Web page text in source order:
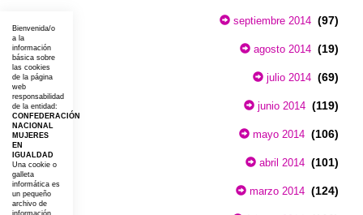
septiembre 2014 (97)
agosto 2014 (19)
julio 2014 (69)
junio 2014 (119)
mayo 2014 (106)
abril 2014 (101)
marzo 2014 (124)
Bienvenida/o
a la
información
básica sobre
las cookies
de la página
web
responsabilidad
de la entidad:
CONFEDERACIÓN
NACIONAL
MUJERES
EN
IGUALDAD
Una cookie o
galleta
informática es
un pequeño
archivo de
información